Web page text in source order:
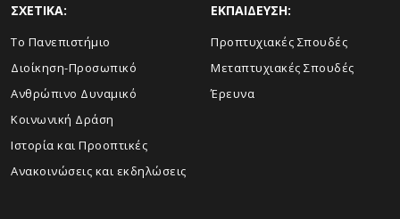
ΣΧΕΤΙΚΑ:
Το Πανεπιστήμιο
Διοίκηση-Προσωπικό
Ανθρώπινο Δυναμικό
Κοινωνική Δράση
Ιστορία και Προοπτικές
Ανακοινώσεις και εκδηλώσεις
ΕΚΠΑΙΔΕΥΣΗ:
Προπτυχιακές Σπουδές
Μεταπτυχιακές Σπουδές
Έρευνα